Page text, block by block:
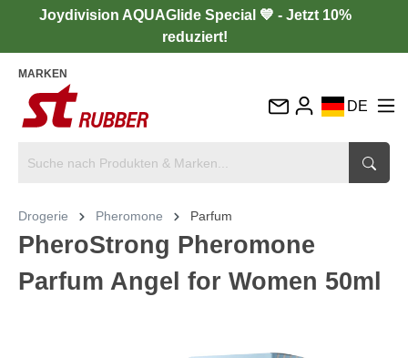
Joydivision AQUAGlide Special 💙 - Jetzt 10%
reduziert!
MARKEN
DE
IT
Drogerie Pheromone Parfum
PheroStrong Pheromone
Parfum Angel for Women 50ml